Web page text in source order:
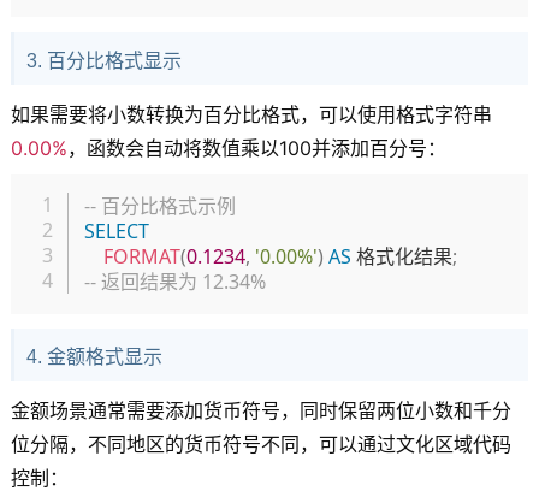
3. 百分比格式显示
如果需要将小数转换为百分比格式，可以使用格式字符串
0.00%，函数会自动将数值乘以100并添加百分号：
-- 百分比格式示例
SELECT
FORMAT(0.1234, '0.00%') AS 格式化结果;
-- 返回结果为 12.34%
4. 金额格式显示
金额场景通常需要添加货币符号，同时保留两位小数和千分
位分隔，不同地区的货币符号不同，可以通过文化区域代码
控制：